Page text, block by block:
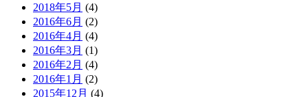
2018年5月 (4)
2016年6月 (2)
2016年4月 (4)
2016年3月 (1)
2016年2月 (4)
2016年1月 (2)
2015年12月 (4)